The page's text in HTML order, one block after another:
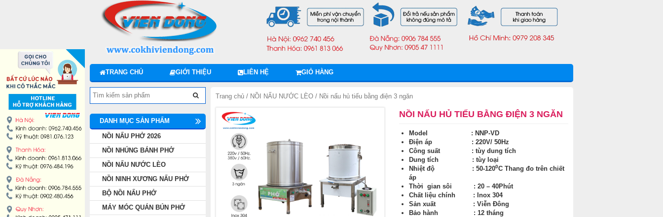
TRANG CHỦ GIỚI THIỆU LIÊN HỆ GIỎ HÀNG
Trang chủ / NỒI NẤU NƯỚC LÈO / Nồi nấu hủ tiếu bằng điện 3 ngăn
NỒI NẤU HỦ TIẾU BẰNG ĐIỆN 3 NGĂN
Model : NNP-VD
Điện áp : 220V/ 50Hz
Công suất : tùy dung tích
Dung tích : tùy loại
Nhiệt độ : 50-1200C Thang đo trên chiết
áp
Thời gian sôi : 20 – 40Phút
Chất liệu chính : Inox 304
Sản xuất : Viễn Đông
Bảo hành : 12 tháng
DANH MỤC SẢN PHẨM
NỒI NẤU PHỞ 2026
NỒI NHÚNG BÁNH PHỞ
NỒI NẤU NƯỚC LÈO
NỒI NINH XƯƠNG NẤU PHỞ
BỘ NỒI NẤU PHỞ
MÁY MÓC QUÁN BÚN PHỞ
NỒI NHÚNG BÁNH PHỞ
NỒI NẤU NƯỚC LÈO
NỒI NINH XƯƠNG NẤU PHỞ
BỘ NỒI NẤU PHỞ
MÁY MÓC QUÁN BÚN PHỞ
LINH KIỆN NỒI NẤU PHỞ
MÁY CHẾ BIẾN THỊT